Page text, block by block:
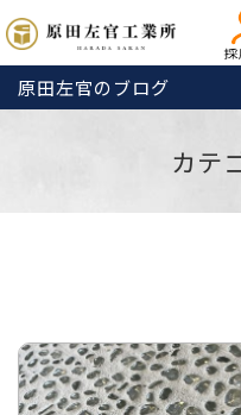
原田左官のブログ
カテ